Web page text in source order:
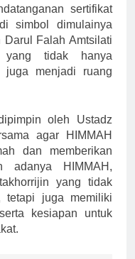
sertifikat
simbol dimulainya
Falah Amtsilati
yang tidak hanya
juga menjadi ruang
oleh Ustadz
agar HIMMAH
dan memberikan
adanya HIMMAH,
yang tidak
tetapi juga memiliki
kesiapan untuk